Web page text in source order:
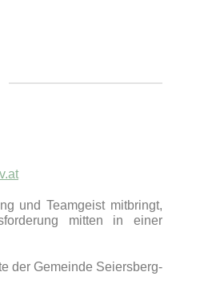
und Teamgeist mitbringt,
mitten in einer
der Gemeinde Seiersberg-